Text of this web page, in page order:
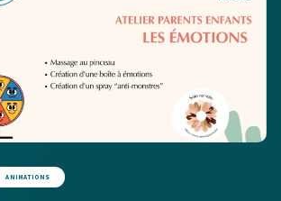
ANIMATIONS